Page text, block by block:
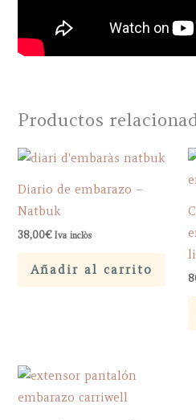
Productos
Diario de embarazo –
Natbuk
38,00€ Iva inclòs
Añadir al carrito